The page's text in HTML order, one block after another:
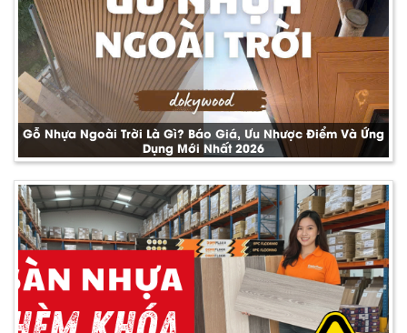
Gỗ Nhựa Ngoài Trời Là Gì? Báo Giá, Ưu Nhược Điểm Và Ứng
Dụng Mới Nhất 2026